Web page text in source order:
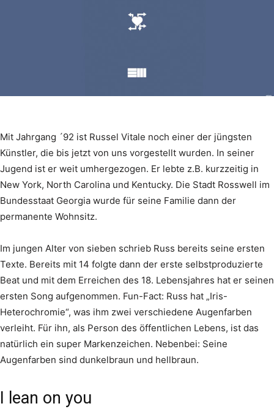
Mit Jahrgang ´92 ist Russel Vitale noch einer der jüngsten
Künstler, die bis jetzt von uns vorgestellt wurden. In seiner
Jugend ist er weit umhergezogen. Er lebte z.B. kurzzeitig in
New York, North Carolina und Kentucky. Die Stadt Rosswell im
Bundesstaat Georgia wurde für seine Familie dann der
permanente Wohnsitz.
Im jungen Alter von sieben schrieb Russ bereits seine ersten
Texte. Bereits mit 14 folgte dann der erste selbstproduzierte
Beat und mit dem Erreichen des 18. Lebensjahres hat er seinen
ersten Song aufgenommen. Fun-Fact: Russ hat „Iris-
Heterochromie“, was ihm zwei verschiedene Augenfarben
verleiht. Für ihn, als Person des öffentlichen Lebens, ist das
natürlich ein super Markenzeichen. Nebenbei: Seine
Augenfarben sind dunkelbraun und hellbraun.
I lean on you